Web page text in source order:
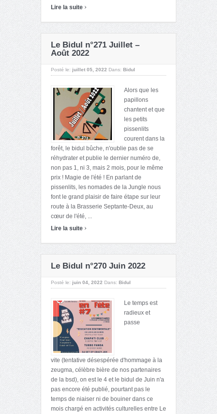
Lire la suite ›
Le Bidul n°271 Juillet –
Août 2022
Posté le: juillet 05, 2022 Dans: Bidul
Alors que les
papillons
chantent et que
les petits
pissenlits
courent dans la
forêt, le bidul bûche, n'oublie pas de se
réhydrater et publie le dernier numéro de,
non pas 1, ni 3, mais 2 mois, pour le même
prix ! Magie de l'été ! En parlant de
pissenlits, les nomades de la Jungle nous
font le grand plaisir de faire étape sur leur
route à la Brasserie Septante-Deux, au
cœur de l'été, ...
Lire la suite ›
Le Bidul n°270 Juin 2022
Posté le: juin 04, 2022 Dans: Bidul
Le temps est
radieux et
passe
vite (tentative désespérée d'hommage à la
zeugma, célèbre bière de nos partenaires
de la bsd), on est le 4 et le bidul de Juin n'a
pas encore été publié, pourtant pas le
temps de niaiser ni de bouiner dans ce
mois chargé en activités culturelles entre Le